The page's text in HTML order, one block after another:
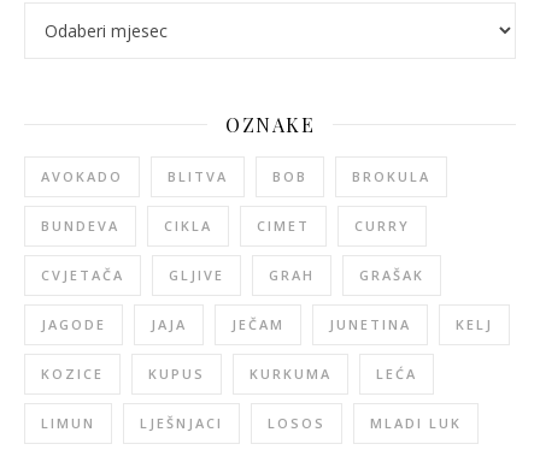
OZNAKE
AVOKADO BLITVA BOB BROKULA
BUNDEVA CIKLA CIMET CURRY
CVJETAČA GLJIVE GRAH GRAŠAK
JAGODE JAJA JEČAM JUNETINA KELJ
KOZICE KUPUS KURKUMA LEĆA
LIMUN LJEŠNJACI LOSOS MLADI LUK